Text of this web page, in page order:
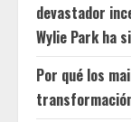
devastador
Wylie Park ha
Por qué los